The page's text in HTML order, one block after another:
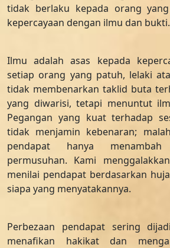
tidak berlaku kepada orang
kepercayaan dengan ilmu dan bukti.
Ilmu adalah asas kepada
setiap orang yang patuh, lelaki
tidak membenarkan taklid buta
yang diwarisi, tetapi menuntut
Pegangan yang kuat terhadap
tidak menjamin kebenaran;
pendapat hanya
permusuhan. Kami
menilai pendapat berdasarkan
siapa yang menyatakannya.
Perbezaan pendapat sering
menafikan hakikat dan